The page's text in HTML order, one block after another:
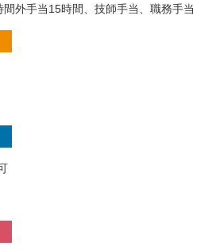
外手当15時間、技師手当、職務手当